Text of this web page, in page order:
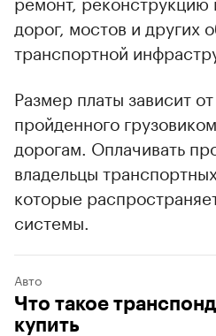
дорог, мостов и других
транспортной
Размер платы зависит
пройденного
дорогам. Оплачивать
владельцы
которые
системы.
Что такое
купить
Авто